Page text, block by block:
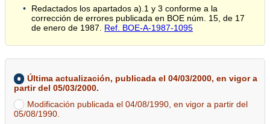
Redactados los apartados a).1 y 3 conforme a la
corrección de errores publicada en BOE núm. 15, de 17
de enero de 1987. Ref. BOE-A-1987-1095
Última actualización, publicada el 04/03/2000, en vigor a
partir del 05/03/2000.
Modificación publicada el 04/08/1990, en vigor a partir del
05/08/1990.